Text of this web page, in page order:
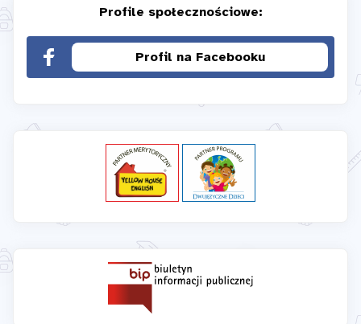
Profile społecznościowe:
Profil na Facebooku